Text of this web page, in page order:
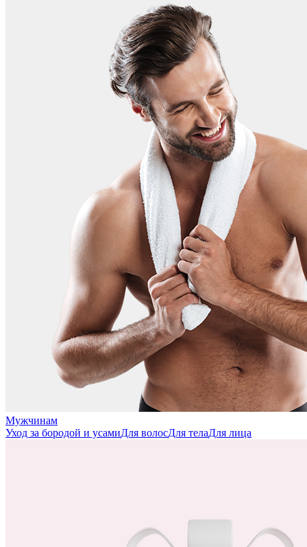
Мужчинам
Уход за бородой и усамиДля волосДля телаДля лица